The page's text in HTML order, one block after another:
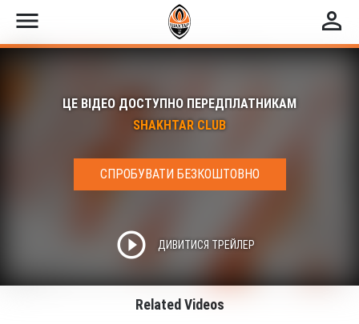
menu perm_identity
ЦЕ ВІДЕО ДОСТУПНО ПЕРЕДПЛАТНИКАМ
SHAKHTAR CLUB
СПРОБУВАТИ БЕЗКОШТОВНО
play_circle_outline ДИВИТИСЯ ТРЕЙЛЕР
Related Videos